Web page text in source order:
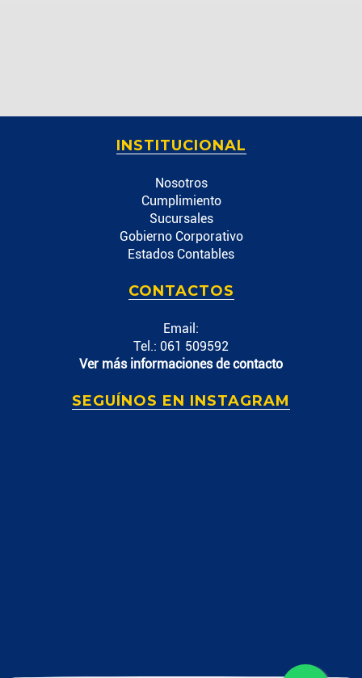
INSTITUCIONAL
Nosotros
Cumplimiento
Sucursales
Gobierno Corporativo
Estados Contables
CONTACTOS
Email:
Tel.: 061 509592
Ver más informaciones de contacto
SEGUÍNOS EN INSTAGRAM